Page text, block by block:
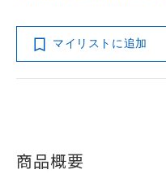
マイリストに追加
商品概要